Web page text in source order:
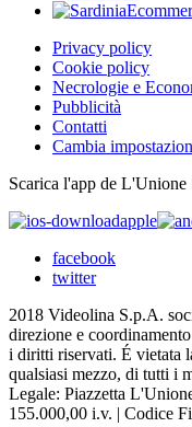
Privacy policy
Cookie policy
Necrologie e
Pubblicità
Contatti
Cambia
Scarica l'app de L'Unione
apple
facebook
twitter
2018 Videolina S.p.A.
direzione e
i diritti riservati. É vietata
qualsiasi mezzo, di tutti i
Legale: Piazzetta
155.000,00 i.v. | Codice